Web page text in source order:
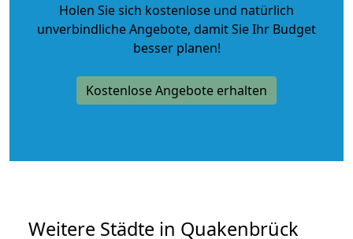
Holen Sie sich kostenlose und natürlich
unverbindliche Angebote, damit Sie Ihr Budget
besser planen!
Kostenlose Angebote erhalten
Weitere Städte in Quakenbrück